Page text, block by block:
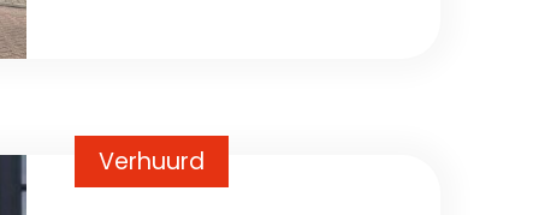
Verhuurd